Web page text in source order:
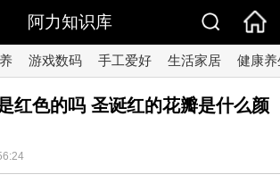
阿力知识库
游戏数码 手工爱好 生活家居 健康养
红色的吗 圣诞红的花瓣是什么颜